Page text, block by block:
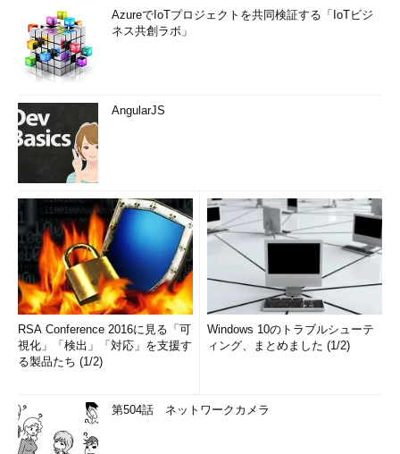
AzureでIoTプロジェクトを共同検証する「IoTビジ
ネス共創ラボ」
AngularJS
RSA Conference 2016に見る「可
視化」「検出」「対応」を支援す
る製品たち (1/2)
Windows 10のトラブルシューテ
ィング、まとめました (1/2)
第504話 ネットワークカメラ